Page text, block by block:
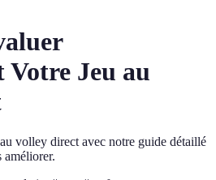
Votre Jeu au
volley direct avec notre guide détaillé
améliorer.